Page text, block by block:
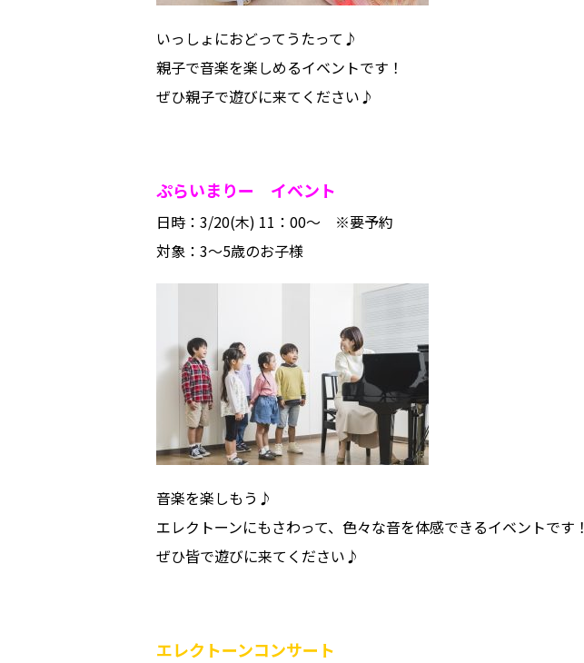
いっしょにおどってうたって♪
親子で音楽を楽しめるイベントです！
ぜひ親子で遊びに来てください♪
ぷらいまりー イベント
日時：3/20(木) 11：00～ ※要予約
対象：3～5歳のお子様
音楽を楽しもう♪
エレクトーンにもさわって、色々な音を体感できるイベントです！
ぜひ皆で遊びに来てください♪
エレクトーンコンサート